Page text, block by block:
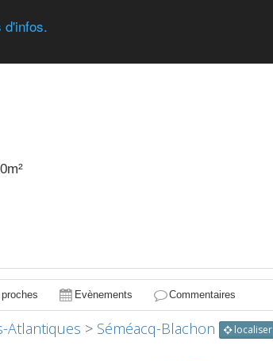
d'infos.
m²
Evènements Commentaires
Atlantiques > Séméacq-Blachon localiser